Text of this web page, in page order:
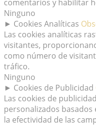
comentarios y habilitar
Ninguno
► Cookies Analíticas
Las cookies analíticas
visitantes,
como número de
tráfico.
Ninguno
► Cookies de Publicidad
Las cookies de
personalizados basados
la efectividad de las